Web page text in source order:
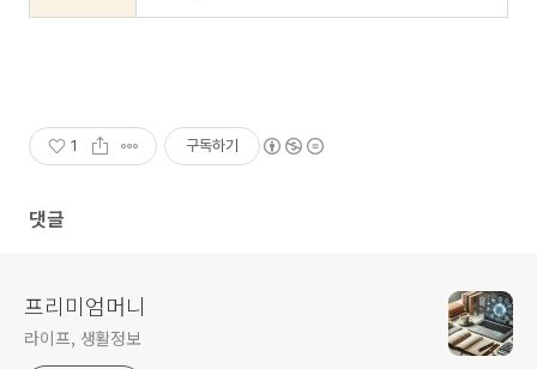
1 구독하기
댓글
프리미엄머니
라이프, 생활정보